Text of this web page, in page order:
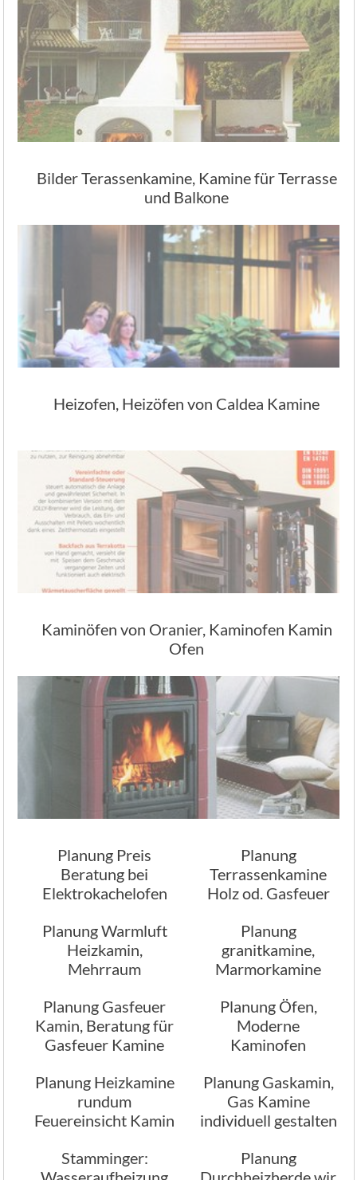
Bilder Terassenkamine, Kamine für Terrasse
und Balkone
Heizofen, Heizöfen von Caldea Kamine
Kaminöfen von Oranier, Kaminofen Kamin
Ofen
Planung Preis
Beratung bei
Elektrokachelofen
Planung
Terrassenkamine
Holz od. Gasfeuer
Planung Warmluft
Heizkamin,
Mehrraum
Planung
granitkamine,
Marmorkamine
Planung Gasfeuer
Kamin, Beratung für
Gasfeuer Kamine
Planung Öfen,
Moderne
Kaminofen
Planung Heizkamine
rundum
Feuereinsicht Kamin
Planung Gaskamin,
Gas Kamine
individuell gestalten
Stamminger:
Planung